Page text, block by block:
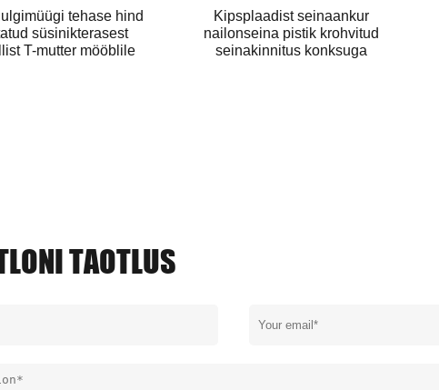
tehase hind
süsinikterasest
T-mutter mööblile
Kipsplaadist seinaankur
nailonseina pistik krohvitud
seinakinnitus konksuga
TAOTLUS